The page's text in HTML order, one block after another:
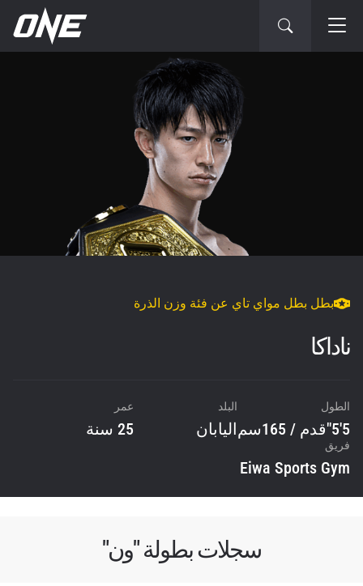
بطل بطل مواي تاي عن فئة وزن الذرة
ناداكا
الطول
5'5"قدم / 165سم
البلد
اليابان
عمر
25 سنة
فريق
Eiwa Sports Gym
سجلات بطولة "ون"